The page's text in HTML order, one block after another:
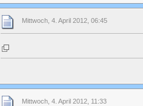
Mittwoch, 4. April 2012, 06:45
Mittwoch, 4. April 2012, 11:33